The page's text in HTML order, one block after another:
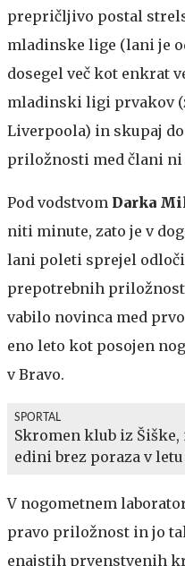
prepričljivo postal
mladinske lige (lani je
dosegel več kot enkrat
mladinski ligi prvakov
Liverpoola) in skupaj
priložnosti med člani ni
Pod vodstvom Darka
niti minute, zato je v
lani poleti sprejel
prepotrebnih
vabilo novinca med
eno leto kot posojen
v Bravo.
SPORTAL
Skromen klub iz
edini brez poraza v
V nogometnem
pravo priložnost in jo
enajstih prvenstvenih